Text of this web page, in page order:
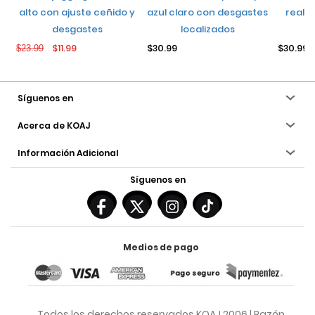
alto con ajuste ceñido y
desgastes
$23.99 $11.99
azul claro con desgastes
localizados
$30.99
$30.99
Síguenos en
Acerca de KOAJ
Información Adicional
Síguenos en
Medios de pago